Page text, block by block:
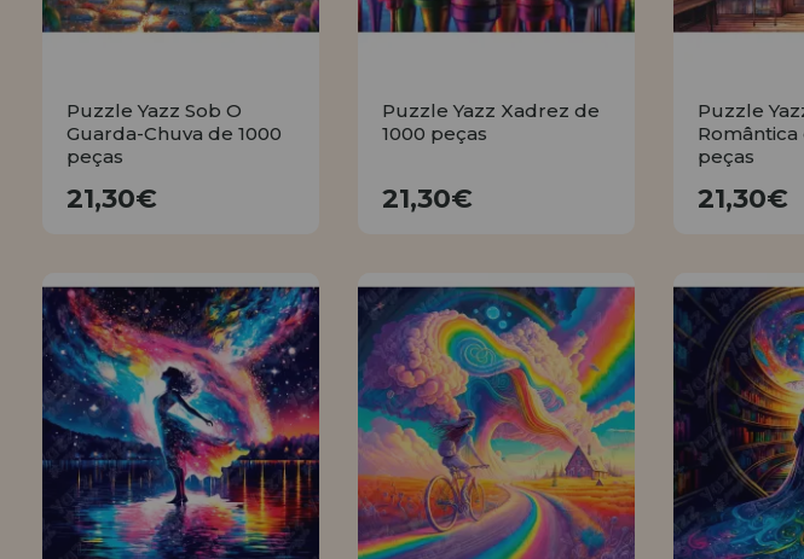
Puzzle Yazz Sob O
Guarda-Chuva de 1000
peças
21,30€
Puzzle Yazz Xadrez de
1000 peças
21,30€
Puzzle
Romântica
peças
21,30€